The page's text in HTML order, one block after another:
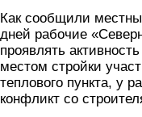
Как сообщили
дней рабочие
проявлять
местом стройки
теплового пункта, у
конфликт со